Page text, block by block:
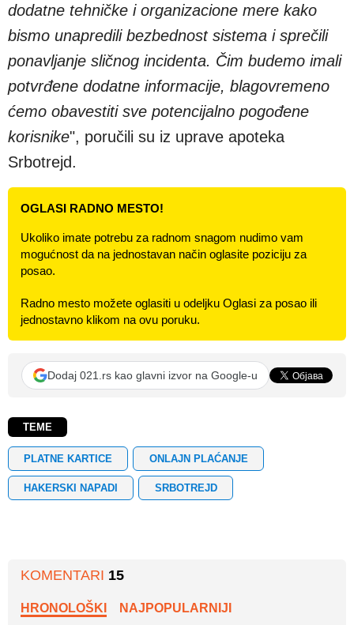
dodatne tehničke i organizacione mere kako
bismo unapredili bezbednost sistema i sprečili
ponavljanje sličnog incidenta. Čim budemo imali
potvrđene dodatne informacije, blagovremeno
ćemo obavestiti sve potencijalno pogođene
korisnike", poručili su iz uprave apoteka
Srbotrejd.
OGLASI RADNO MESTO!
Ukoliko imate potrebu za radnom snagom nudimo vam
mogućnost da na jednostavan način oglasite poziciju za
posao.
Radno mesto možete oglasiti u odeljku Oglasi za posao ili
jednostavno klikom na ovu poruku.
Dodaj 021.rs kao glavni izvor na Google-u
TEME
PLATNE KARTICE ONLAJN PLAĆANJE
HAKERSKI NAPADI SRBOTREJD
KOMENTARI 15
HRONOLOŠKI NAJPOPULARNIJI